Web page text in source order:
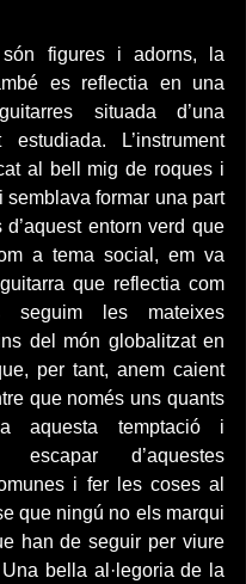
figures i adorns, la
es reflectia en una
situada d’una
estudiada. L’instrument
al bell mig de roques i
semblava formar una part
d’aquest entorn verd que
a tema social, em va
que reflectia com
seguim les mateixes
del món globalitzat en
per tant, anem caient
que només uns quants
aquesta temptació i
escapar d’aquestes
i fer les coses al
que ningú no els marqui
han de seguir per viure
bella al·legoria de la